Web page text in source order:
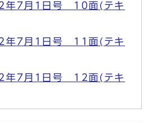
年7月1日号 10面(テキ
年7月1日号 11面(テキ
年7月1日号 12面(テキ